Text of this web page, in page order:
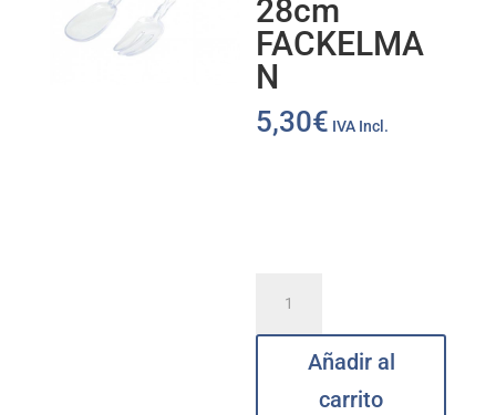
28cm
FACKELMA
N
5,30€ IVA Incl.
ensalada
translúcidas
Añadir al
carrito